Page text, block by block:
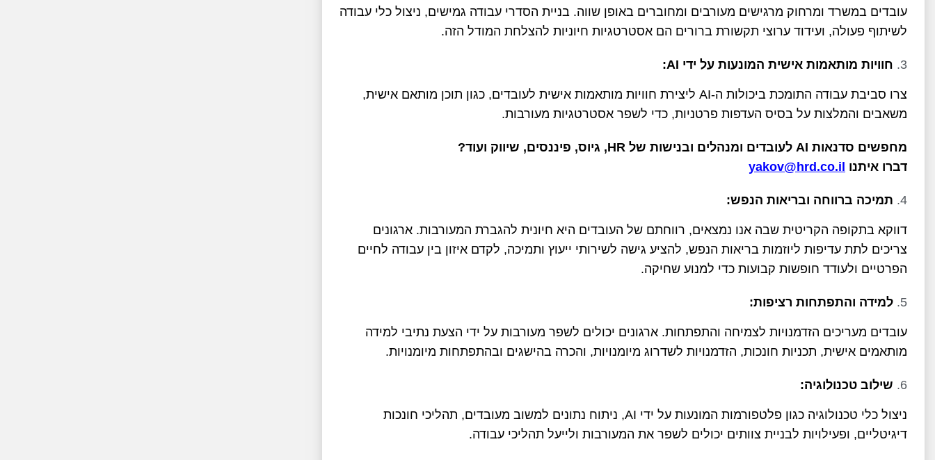
עובדים במשרד ומרחוק מרגישים מעורבים ומחוברים באופן שווה. בניית הסדרי עבודה גמישים, ניצול כלי עבודה
לשיתוף פעולה, ועידוד ערוצי תקשורת ברורים הם אסטרטגיות חיוניות להצלחת המודל הזה.
חוויות מותאמות אישית המונעות על ידי AI
:
צרו סביבת עבודה התומכת ביכולות ה-AI ליצירת חוויות מותאמות אישית לעובדים, כגון תוכן מותאם אישית,
משאבים והמלצות על בסיס העדפות פרטניות, כדי לשפר אסטרטגיות מעורבות.
מחפשים סדנאות AI לעובדים ומנהלים ובנישות של HR, גיוס, פיננסים, שיווק ועוד?
דברו איתנו yakov@hrd.co.il
תמיכה ברווחה ובריאות הנפש:
דווקא בתקופה הקריטית שבה אנו נמצאים, רווחתם של העובדים היא חיונית להגברת המעורבות. ארגונים
צריכים לתת עדיפות ליוזמות בריאות הנפש, להציע גישה לשירותי ייעוץ ותמיכה, לקדם איזון בין עבודה לחיים
הפרטיים ולעודד חופשות קבועות כדי למנוע שחיקה.
למידה והתפתחות רציפות:
עובדים מעריכים הזדמנויות לצמיחה והתפתחות. ארגונים יכולים לשפר מעורבות על ידי הצעת נתיבי למידה
מותאמים אישית, תכניות חונכות, הזדמנויות לשדרוג מיומנויות, והכרה בהישגים ובהתפתחות מיומנויות.
שילוב טכנולוגיה:
ניצול כלי טכנולוגיה כגון פלטפורמות המונעות על ידי AI, ניתוח נתונים למשוב מעובדים, תהליכי חונכות
דיגיטליים, ופעילויות לבניית צוותים יכולים לשפר את המעורבות ולייעל תהליכי עבודה.